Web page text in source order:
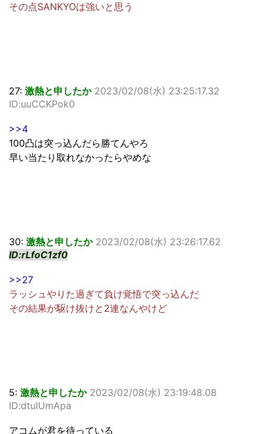
その点SANKYOは強いと思う
27: 激熱と申したか 2023/02/08(水) 23:25:17.32
ID:uuCCKPok0
>>4
100凸は突っ込んだら勝てんやろ
早い当たり取れなかったらやめな
30: 激熱と申したか 2023/02/08(水) 23:26:17.62
ID:rLfoC1zf0
>>27
ラッシュやりた過ぎて負け覚悟で突っ込んだ
その結果が駆け抜けと2連なんやけど
5: 激熱と申したか 2023/02/08(水) 23:19:48.08
ID:dtuIUmApa
アコムが君を待っている